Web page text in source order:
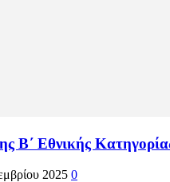
Β΄ Εθνικής
2025 0